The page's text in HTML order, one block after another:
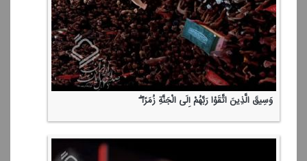
وَسِیقَ الَّذِینَ اتَّقَوْا رَبَّهُمْ إِلَی الْجَنَّةِ زُمَرًا ۖ